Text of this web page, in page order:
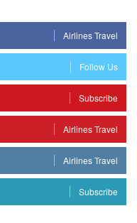
Airlines Travel
Follow Us
Subscribe
Airlines Travel
Airlines Travel
Subscribe